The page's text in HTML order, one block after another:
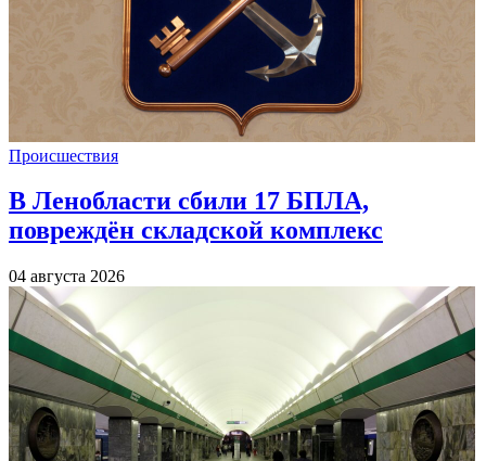
Происшествия
В Ленобласти сбили 17 БПЛА,
повреждён складской комплекс
04 августа 2026